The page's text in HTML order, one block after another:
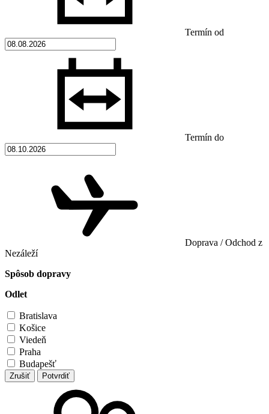
Termín od
Termín do
Doprava / Odchod z
Nezáleží
Spôsob dopravy
Odlet
Bratislava
Košice
Viedeň
Praha
Budapešť
Zrušiť Potvrdiť